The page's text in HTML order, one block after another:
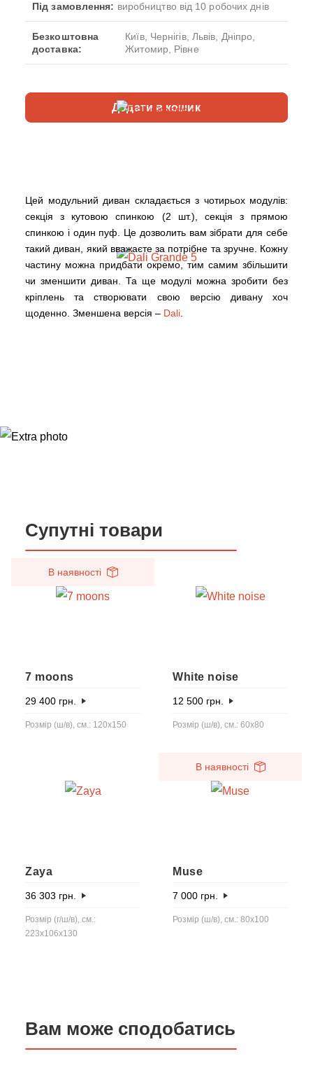
Під замовлення: виробництво від 10 робочих днів
Безкоштовна
доставка:
Київ, Чернігів, Львів, Дніпро,
Житомир, Рівне
Додати в кошик
Цей модульний диван складається з чотирьох модулів:
секція з кутовою спинкою (2 шт.), секція з прямою
спинкою і один пуф. Це дозволить вам зібрати для себе
такий диван, який вважаєте за потрібне та зручне. Кожну
частину можна придбати окремо, тим самим збільшити
чи зменшити диван. Та ще модулі можна зробити без
кріплень та створювати свою версію дивану хоч
щоденно. Зменшена версія – Dali
Супутні товари
В наявності
7 moons
29 400 грн.
Розмір (ш/в), см.: 120х150
White noise
12 500 грн.
Розмір (ш/в), см.: 60x80
Zaya
36 303 грн.
Розмір (г/ш/в), см.:
223x106x130
В наявності
Muse
7 000 грн.
Розмір (ш/в), см.: 80x100
Вам може сподобатись